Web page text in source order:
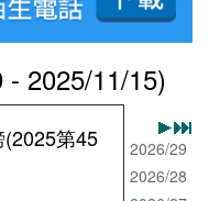
2025/11/15)
(2025第45
2026/29
2026/28